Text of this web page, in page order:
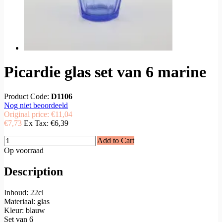
Picardie glas set van 6 marine
Product Code: D1106
Nog niet beoordeeld
Original price: €11,04
€7,73 Ex Tax: €6,39
Add to Cart
Op voorraad
Description
Inhoud: 22cl
Materiaal: glas
Kleur: blauw
Set van 6